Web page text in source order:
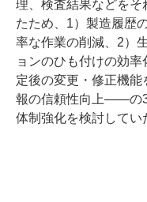
理、検査結果などをそ
たため、1）製造履歴
率な作業の削減、2）
ョンのひも付けの効
定後の変更・修正機
報の信頼性向上――の3
体制強化を検討してい